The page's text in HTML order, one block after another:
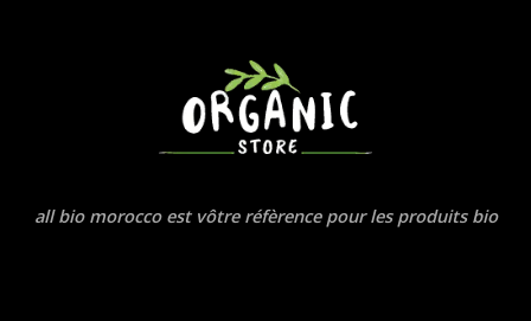
all bio morocco est vôtre réfèrence pour les produits bio